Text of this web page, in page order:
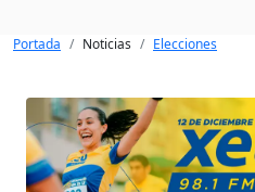
Portada Noticias Elecciones